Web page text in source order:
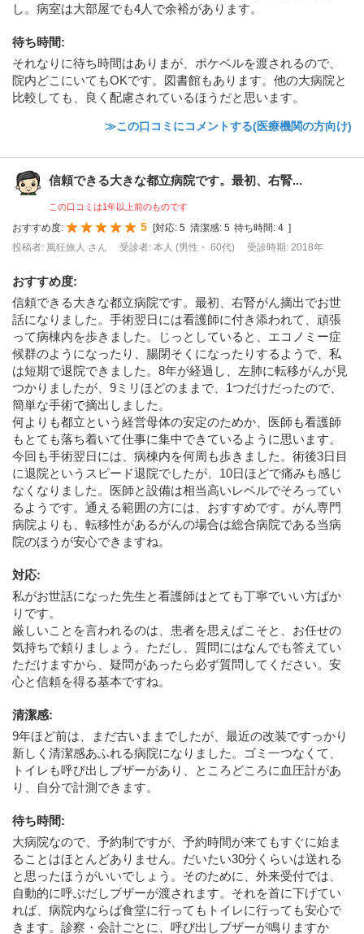
し。病室は大部屋でも4人で余裕があります。
待ち時間:
それなりに待ち時間はありまが、ポケベルを渡されるので、
院内どこにいてもOKです。図書館もあります。他の大病院と
比較しても、良く配慮されているほうだと思います。
≫この口コミにコメントする(医療機関の方向け)
信頼できる大きな都立病院です。最初、右腎...
この口コミは1年以上前のものです
おすすめ度: 5 [対応: 5 清潔感: 5 待ち時間: 4 ]
投稿者: 風狂旅人 さん
受診者: 本人 (男性・ 60代) 受診時期: 2018年
おすすめ度:
信頼できる大きな都立病院です。最初、右腎がん摘出でお世
話になりました。手術翌日には看護師に付き添われて、頑張
って病棟内を歩きました。じっとしていると、エコノミー症
候群のようになったり、腸閉そくになったりするようで、私
は短期で退院できました。8年が経過し、左肺に転移がんが見
つかりましたが、9ミリほどのままで、1つだけだったので、
簡単な手術で摘出しました。
何よりも都立という経営母体の安定のためか、医師も看護師
もとても落ち着いて仕事に集中できているように思います。
今回も手術翌日には、病棟内を何周も歩きました。術後3日目
に退院というスピード退院でしたが、10日ほどで痛みも感じ
なくなりました。医師と設備は相当高いレベルでそろってい
るようです。通える範囲の方には、おすすめです。がん専門
病院よりも、転移性があるがんの場合は総合病院である当病
院のほうが安心できますね。
対応:
私がお世話になった先生と看護師はとても丁寧でいい方ばか
りです。
厳しいことを言われるのは、患者を思えばこそと、お任せの
気持ちで頼りましょう。ただし、質問にはなんでも答えてい
ただけますから、疑問があったら必ず質問してください。安
心と信頼を得る基本ですね。
清潔感:
9年ほど前は、まだ古いままでしたが、最近の改装ですっかり
新しく清潔感あふれる病院になりました。ゴミ一つなくて、
トイレも呼び出しブザーがあり、ところどころに血圧計があ
り、自分で計測できます。
待ち時間:
大病院なので、予約制ですが、予約時間が来てもすぐに始ま
ることはほとんどありません。だいたい30分くらいは送れる
と思ったほうがいいでしょう。そのために、外来受付では、
自動的に呼ぶだしブザーが渡されます。それを首に下げてい
れば、病院内ならば食堂に行ってもトイレに行っても安心で
きます。診察・会計ごとに、呼び出しブザーが鳴りますか